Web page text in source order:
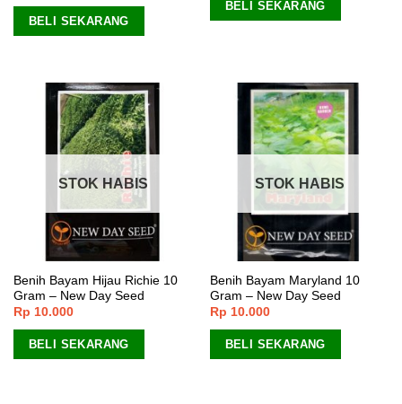
BELI SEKARANG
BELI SEKARANG
STOK HABIS
Benih Bayam Hijau Richie 10
Gram – New Day Seed
Rp 10.000
BELI SEKARANG
STOK HABIS
Benih Bayam Maryland 10
Gram – New Day Seed
Rp 10.000
BELI SEKARANG